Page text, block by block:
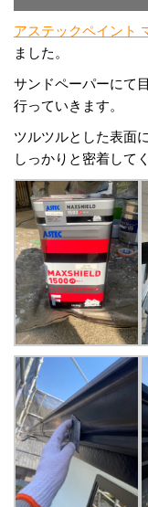
アステックペイント
ました。
サンドペーパーにて
行っていきます。
ツルツルとした表面
しっかりと密着して